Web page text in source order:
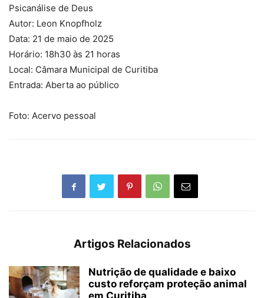
Psicanálise de Deus
Autor: Leon Knopfholz
Data: 21 de maio de 2025
Horário: 18h30 às 21 horas
Local: Câmara Municipal de Curitiba
Entrada: Aberta ao público
Foto: Acervo pessoal
Artigos Relacionados
Nutrição de qualidade e baixo
custo reforçam proteção animal
em Curitiba